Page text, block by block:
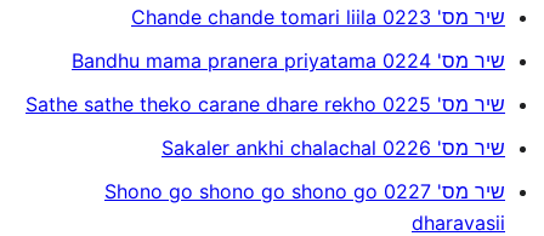
שיר מס' 0223 Chande chande tomari liila
שיר מס' 0224 Bandhu mama pranera priyatama
שיר מס' 0225 Sathe sathe theko carane dhare rekho
שיר מס' 0226 Sakaler ankhi chalachal
שיר מס' 0227 Shono go shono go shono go
dharavasii